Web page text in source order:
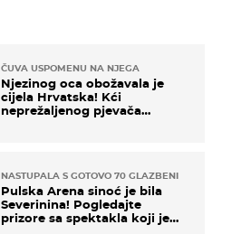
ČUVA USPOMENU NA NJEGA
Njezinog oca obožavala je
cijela Hrvatska! Kći
neprežaljenog pjevača
NASTUPALA S GOTOVO 70 GLAZBENIKA
Pulska Arena sinoć je bila
Severinina! Pogledajte
prizore sa spektakla koji je